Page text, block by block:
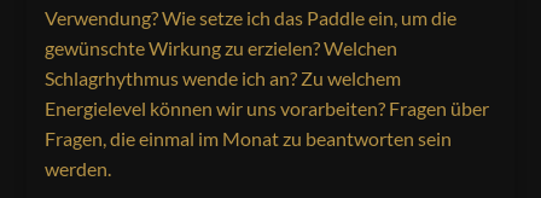
Verwendung? Wie setze ich das Paddle ein, um die
gewünschte Wirkung zu erzielen? Welchen
Schlagrhythmus wende ich an? Zu welchem
Energielevel können wir uns vorarbeiten? Fragen über
Fragen, die einmal im Monat zu beantworten sein
werden.